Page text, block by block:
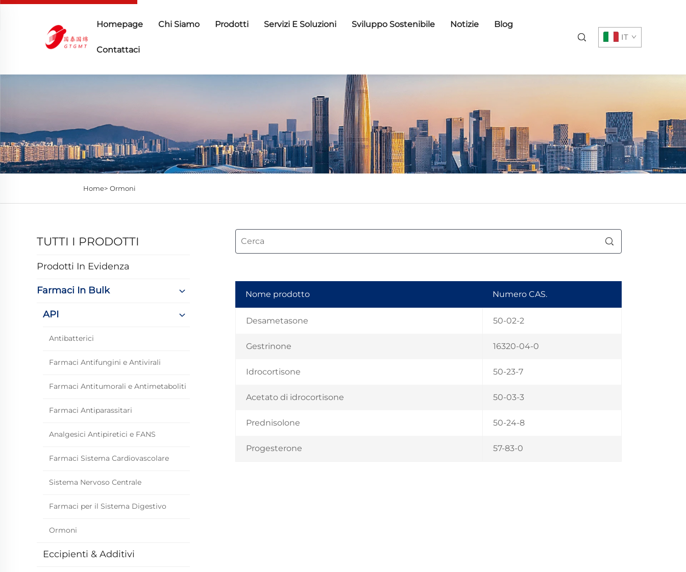
Homepage Chi Siamo Prodotti Servizi E Soluzioni Sviluppo Sostenibile Notizie Blog
Contattaci
IT
Home> Ormoni
TUTTI I PRODOTTI
Prodotti In Evidenza
Farmaci In Bulk
API
Antibatterici
Farmaci Antifungini e Antivirali
Farmaci Antitumorali e Antimetaboliti
Farmaci Antiparassitari
Analgesici Antipiretici e FANS
Farmaci Sistema Cardiovascolare
Sistema Nervoso Centrale
Farmaci per il Sistema Digestivo
Ormoni
Eccipienti & Additivi
Nome prodotto Numero CAS.
Desametasone 50-02-2
Gestrinone 16320-04-0
Idrocortisone 50-23-7
Acetato di idrocortisone 50-03-3
Prednisolone 50-24-8
Progesterone 57-83-0